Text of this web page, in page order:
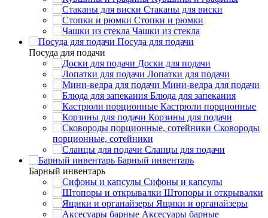
Стаканы для виски
Стопки и рюмки
Чашки из стекла
Посуда для подачи
Посуда для подачи
Доски для подачи
Лопатки для подачи
Мини-ведра для подачи
Блюда для запекания
Кастрюли порционные
Корзины для подачи
Сковороды
порционные, сотейники
Сланцы для подачи
Барный инвентарь
Барный инвентарь
Сифоны и капсулы
Штопоры и открывалки
Ящики и органайзеры
Аксесуары барные